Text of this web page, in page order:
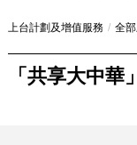
上台計劃及增值服務 / 全
「共享大中華